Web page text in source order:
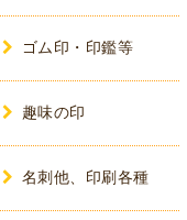
ゴム印・印鑑等
趣味の印
名刺他、印刷各種